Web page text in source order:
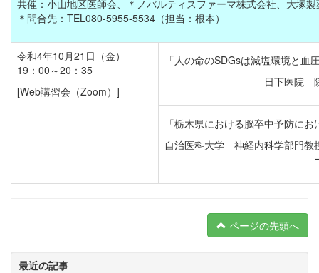
共催：小山地区医師会、＊ノバルティスファーマ株式会社、大塚
＊問合先：TEL080-5955-5534（担当：根本）
令和4年10月21日（金）
19：00～20：35
[Web講習会（Zoom）]
「人の命のSDGsは減塩環境と血
日下医院
「栃木県における脳卒中予防に
自治医科大学 神経内科学部門教
ページの先頭へ
最近の記事